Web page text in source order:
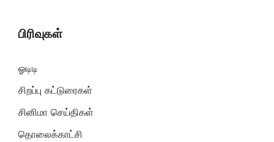
பிரிவுகள்
ஓடிடி
சிறப்பு கட்டுரைகள்
சினிமா செய்திகள்
தொலைக்காட்சி